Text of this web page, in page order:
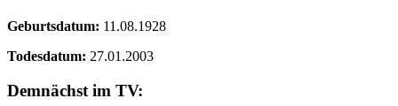
Geburtsdatum: 11.08.1928
Todesdatum: 27.01.2003
Demnächst im TV: